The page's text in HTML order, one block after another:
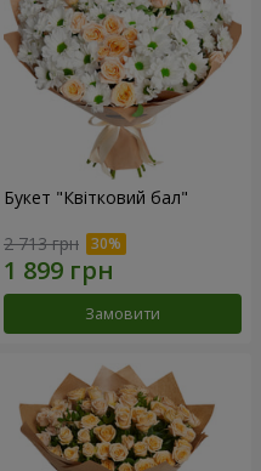
Букет "Квітковий бал"
2 713 грн
Замовити